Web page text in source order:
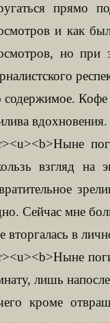
прямо
и как
но при
содержимое.
вдохновения.
взгляд на
Сейчас мне
вторгалась в
лишь
кроме